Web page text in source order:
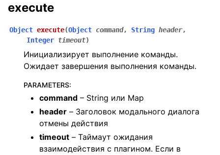
execute
Object execute(Object command, String header,
Integer timeout)
Инициализирует выполнение команды.
Ожидает завершения выполнения команды.
PARAMETERS:
command – String или Map
header – Заголовок модального диалога
отмены действия
timeout – Таймаут ожидания
взаимодействия с плагином. Если в